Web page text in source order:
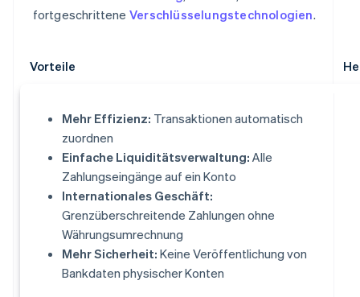
fortgeschrittene Verschlüsselungstechnologien.
Vorteile
Mehr Effizienz: Transaktionen automatisch
zuordnen
Einfache Liquiditätsverwaltung: Alle
Zahlungseingänge auf ein Konto
Internationales Geschäft:
Grenzüberschreitende Zahlungen ohne
Währungsumrechnung
Mehr Sicherheit: Keine Veröffentlichung von
Bankdaten physischer Konten